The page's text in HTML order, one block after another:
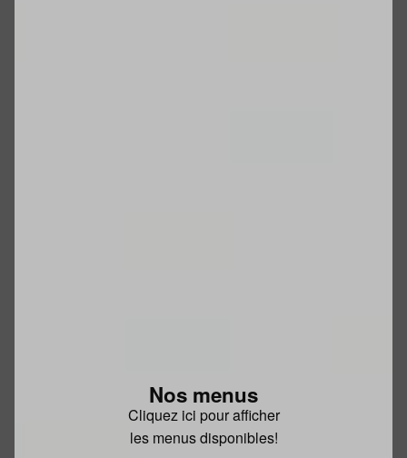
Nos menus
Cliquez ici pour afficher
les menus disponibles!